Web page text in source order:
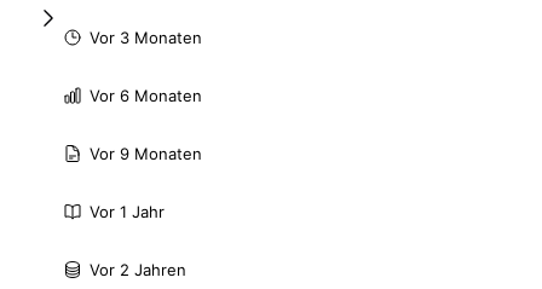
Vor 3 Monaten
Vor 6 Monaten
Vor 9 Monaten
Vor 1 Jahr
Vor 2 Jahren